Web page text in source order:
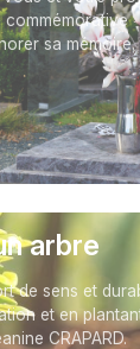
sa mémoire.
arbre
de sens et
et en
CRAPARD.